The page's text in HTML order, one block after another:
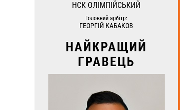
НСК ОЛІМПІЙСЬКИЙ
Головний арбітр:
ГЕОРГIЙ КАБАКОВ
НАЙКРАЩИЙ
ГРАВЕЦЬ